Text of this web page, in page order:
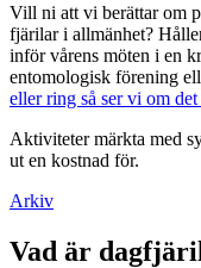
Vill ni att vi berättar om
fjärilar i allmänhet?
inför vårens möten i en
entomologisk förening
eller ring så ser vi om
Aktiviteter märkta med
ut en kostnad för.
Arkiv
Vad är